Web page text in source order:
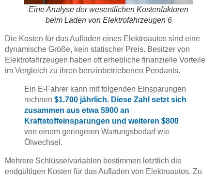
Eine Analyse der wesentlichen Kostenfaktoren
beim Laden von Elektrofahrzeugen 6
Die Kosten für das Aufladen eines Elektroautos sind eine
dynamische Größe, kein statischer Preis. Besitzer von
Elektrofahrzeugen haben oft erhebliche finanzielle Vorteile
im Vergleich zu ihren benzinbetriebenen Pendants.
Ein E-Fahrer kann mit folgenden Einsparungen
rechnen $1.700 jährlich. Diese Zahl setzt sich
zusammen aus etwa $900 an
Kraftstoffeinsparungen und weiteren $800
von einem geringeren Wartungsbedarf wie
Ölwechsel.
Mehrere Schlüsselvariablen bestimmen letztlich die
endgültigen Kosten für das Aufladen von Elektroautos. Zu